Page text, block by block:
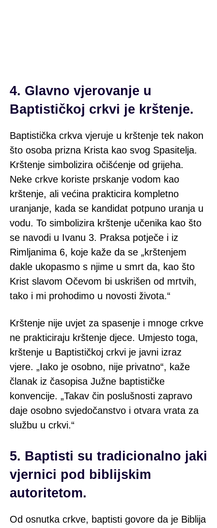
4. Glavno vjerovanje u
Baptističkoj crkvi je krštenje.
Baptistička crkva vjeruje u krštenje tek nakon
što osoba prizna Krista kao svog Spasitelja.
Krštenje simbolizira očišćenje od grijeha.
Neke crkve koriste prskanje vodom kao
krštenje, ali većina prakticira kompletno
uranjanje, kada se kandidat potpuno uranja u
vodu. To simbolizira krštenje učenika kao što
se navodi u Ivanu 3. Praksa potječe i iz
Rimljanima 6, koje kaže da se „krštenjem
dakle ukopasmo s njime u smrt da, kao što
Krist slavom Očevom bi uskrišen od mrtvih,
tako i mi prohodimo u novosti života.“
Krštenje nije uvjet za spasenje i mnoge crkve
ne prakticiraju krštenje djece. Umjesto toga,
krštenje u Baptističkoj crkvi je javni izraz
vjere. „Iako je osobno, nije privatno“, kaže
članak iz časopisa Južne baptističke
konvencije. „Takav čin poslušnosti zapravo
daje osobno svjedočanstvo i otvara vrata za
službu u crkvi.“
5. Baptisti su tradicionalno jaki
vjernici pod biblijskim
autoritetom.
Od osnutka crkve, baptisti govore da je Biblija